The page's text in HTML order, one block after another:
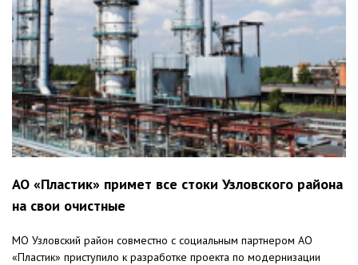
АО «Пластик» примет все стоки Узловского района
на свои очистные
МО Узловский район совместно с социальным партнером АО
«Пластик» приступило к разработке проекта по модернизации